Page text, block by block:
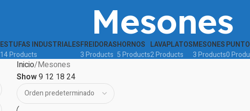
Mesones
ESTUFAS INDUSTRIALES
14 Products
FREIDORAS
3 Products
HORNOS
5 Products
LAVAPLATOS
2 Products
MESONES
3 Products0
Inicio Mesones
Show9 12 18 24